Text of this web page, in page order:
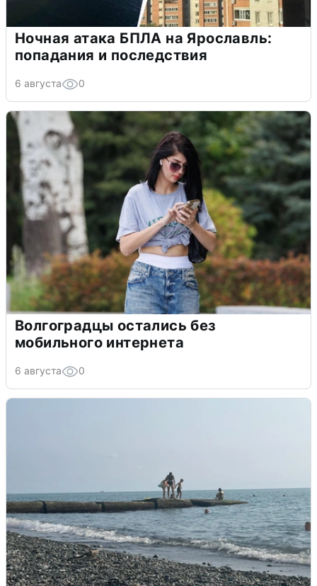
Ночная атака БПЛА на Ярославль:
попадания и последствия
6 августа 0
Волгоградцы остались без
мобильного интернета
6 августа 0